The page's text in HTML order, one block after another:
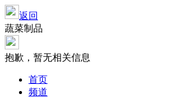
返回
蔬菜制品
抱歉，暂无相关信息
首页
频道